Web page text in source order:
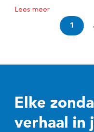
Lees meer
1
Elke
verhaal in